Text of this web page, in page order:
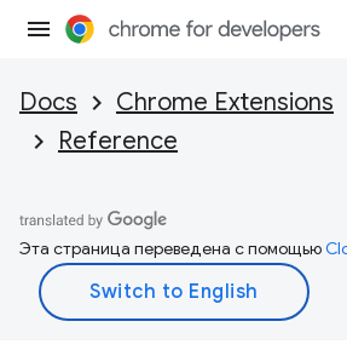
Docs Chrome Extensions
Reference
Эта страница переведена с помощью